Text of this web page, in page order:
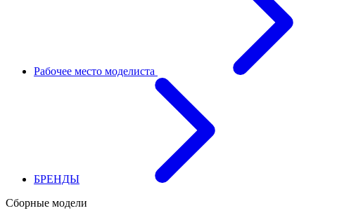
Рабочее место моделиста
БРЕНДЫ
Сборные модели